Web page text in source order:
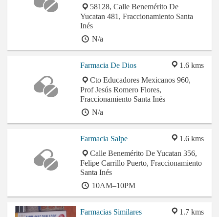
58128, Calle Benemérito De
Yucatan 481, Fraccionamiento Santa
Inés
N/a
1.6 kms
Farmacia De Dios
Cto Educadores Mexicanos 960,
Prof Jesús Romero Flores,
Fraccionamiento Santa Inés
N/a
1.6 kms
Farmacia Salpe
Calle Benemérito De Yucatan 356,
Felipe Carrillo Puerto, Fraccionamiento
Santa Inés
10AM–10PM
1.7 kms
Farmacias Similares